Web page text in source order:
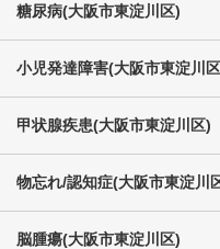
糖尿病(大阪市東淀川区)
小児発達障害(大阪市東淀川区
甲状腺疾患(大阪市東淀川区)
物忘れ/認知症(大阪市東淀川
脳腫瘍(大阪市東淀川区)